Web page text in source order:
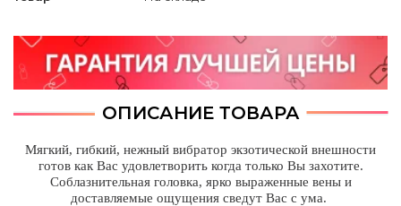
ОПИСАНИЕ ТОВАРА
Мягкий, гибкий, нежный вибратор экзотической внешности
готов как Вас удовлетворить когда только Вы захотите.
Соблазнительная головка, ярко выраженные вены и
доставляемые ощущения сведут Вас с ума.